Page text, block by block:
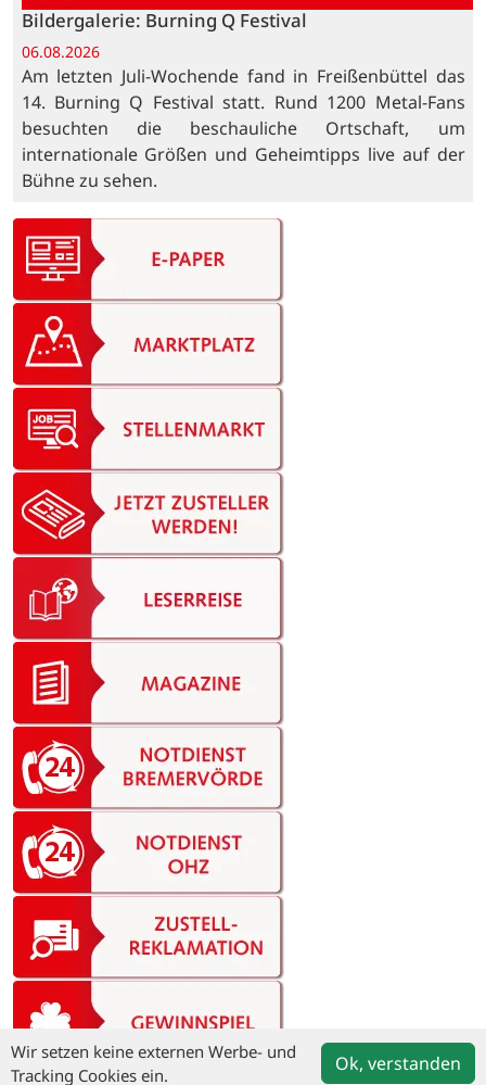
Bildergalerie: Burning Q Festival
06.08.2026
Am letzten Juli-Wochende fand in Freißenbüttel das
14. Burning Q Festival statt. Rund 1200 Metal-Fans
besuchten die beschauliche Ortschaft, um
internationale Größen und Geheimtipps live auf der
Bühne zu sehen.
Wir setzen keine externen Werbe- und
Tracking Cookies ein.
Ok, verstanden